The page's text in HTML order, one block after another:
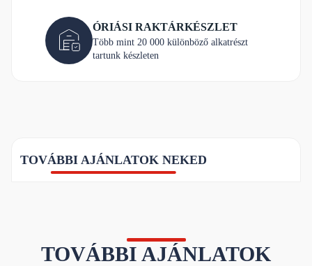
ÓRIÁSI RAKTÁRKÉSZLET
Több mint 20 000 különböző alkatrészt
tartunk készleten
TOVÁBBI AJÁNLATOK NEKED
TOVÁBBI AJÁNLATOK